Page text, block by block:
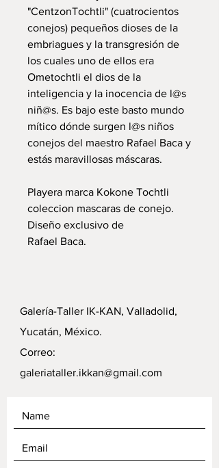
"CentzonTochtli" (cuatrocientos
conejos) pequeños dioses de la
embriagues y la transgresión de
los cuales uno de ellos era
Ometochtli el dios de la
inteligencia y la inocencia de l@s
niñ@s. Es bajo este basto mundo
mítico dónde surgen l@s niños
conejos del maestro Rafael Baca y
estás maravillosas máscaras.
Playera marca Kokone Tochtli
coleccion mascaras de conejo.
Diseño exclusivo de
Rafael Baca.
Galería-Taller IK-KAN, Valladolid,
Yucatán, México.
Correo:
galeriataller.ikkan@gmail.com